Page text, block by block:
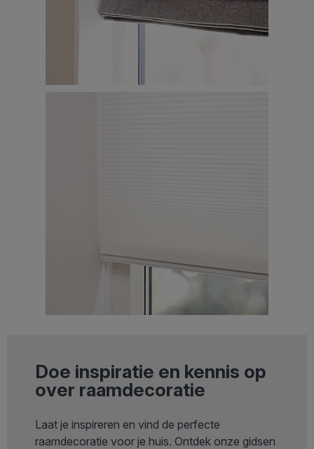
Doe inspiratie en kennis op
over raamdecoratie
Laat je inspireren en vind de perfecte
raamdecoratie voor je huis. Ontdek onze gidsen